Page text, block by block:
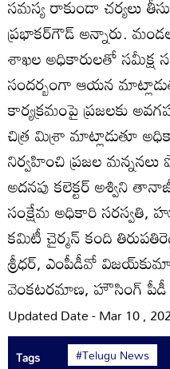
సమస్య రాకుండా చర్యలు
ప్రభాకర్‌గౌడ్‌ అన్నారు.
శాఖల అధికారులతో సమీక్ష
సందర్బంగా ఆయన
కార్యక్రమంపై ప్రజలకు
చిత్ర మిశ్రా మాట్లాడుతూ
నిర్వహించి ప్రజల
అదనపు కలెక్టర్‌ అశ్విని
సంక్షేమ అధికారి
కమిటీ చైర్మన్‌ కంది
శ్రీధర్‌, ఎంపీడీవో
వెంకటరమాణ, హౌసింగ్‌ పీడీ
Updated Date - Mar 10 ,
Tags #Telugu News